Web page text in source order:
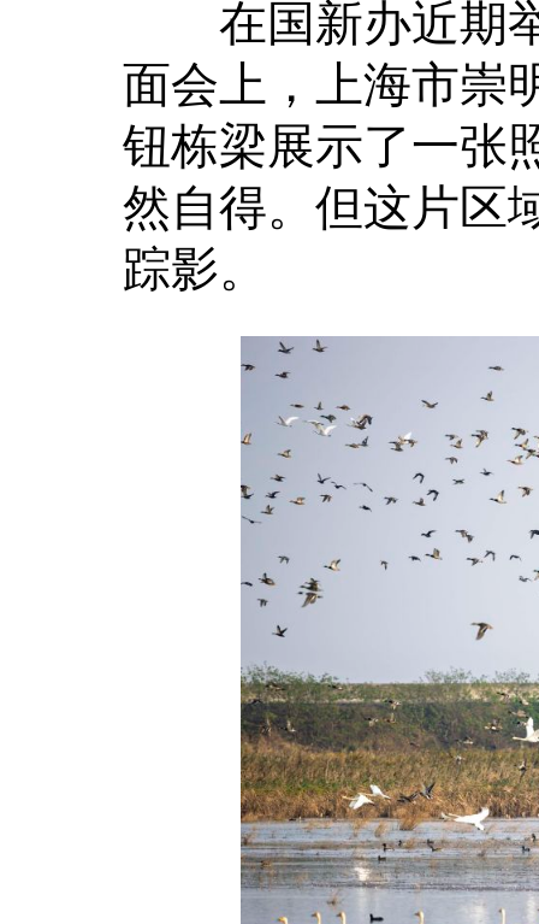
在国新办近期举
面会上，上海市崇
钮栋梁展示了一张
然自得。但这片区
踪影。